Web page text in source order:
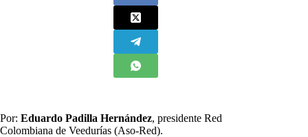
Por: Eduardo Padilla Hernández, presidente Red
Colombiana de Veedurías (Aso-Red).